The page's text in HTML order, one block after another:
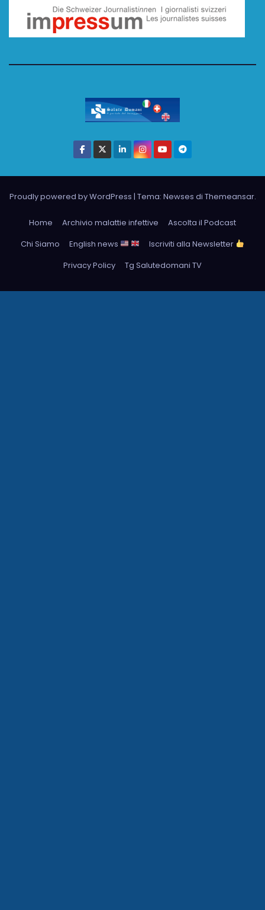
Proudly powered by WordPress | Tema: Newses di Themeansar.
Home Archivio malattie infettive
Ascolta il Podcast
Chi Siamo
English news
Iscriviti alla Newsletter
Privacy Policy
Tg Salutedomani TV